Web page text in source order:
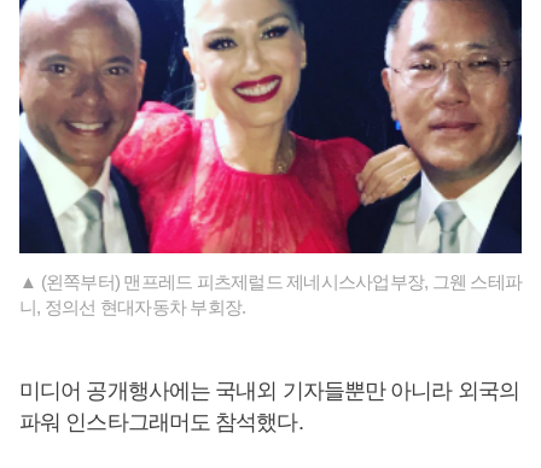
▲ (왼쪽부터) 맨프레드 피츠제럴드 제네시스사업부장, 그웬 스테파
니, 정의선 현대자동차 부회장.
미디어 공개행사에는 국내외 기자들뿐만 아니라 외국의
파워 인스타그래머도 참석했다.